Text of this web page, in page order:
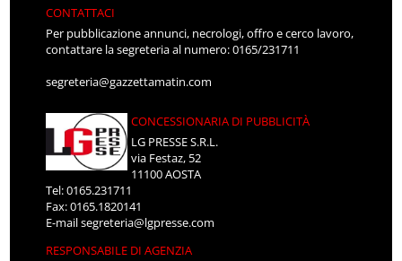
CONTATTACI
Per pubblicazione annunci, necrologi, offro e cerco lavoro,
contattare la segreteria al numero: 0165/231711
segreteria@gazzettamatin.com
CONCESSIONARIA DI PUBBLICITÀ
LG PRESSE S.R.L.
via Festaz, 52
11100 AOSTA
Tel: 0165.231711
Fax: 0165.1820141
E-mailsegreteria@lgpresse.com
RESPONSABILE DI AGENZIA